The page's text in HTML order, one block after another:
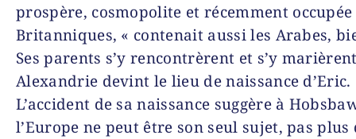
prospère, cosmopolite et récemment
Britanniques, « contenait aussi les Arabes,
Ses parents s’y rencontrèrent et s’y
Alexandrie devint le lieu de naissance d’Eric.
L’accident de sa naissance suggère à
l’Europe ne peut être son seul sujet, pas plus